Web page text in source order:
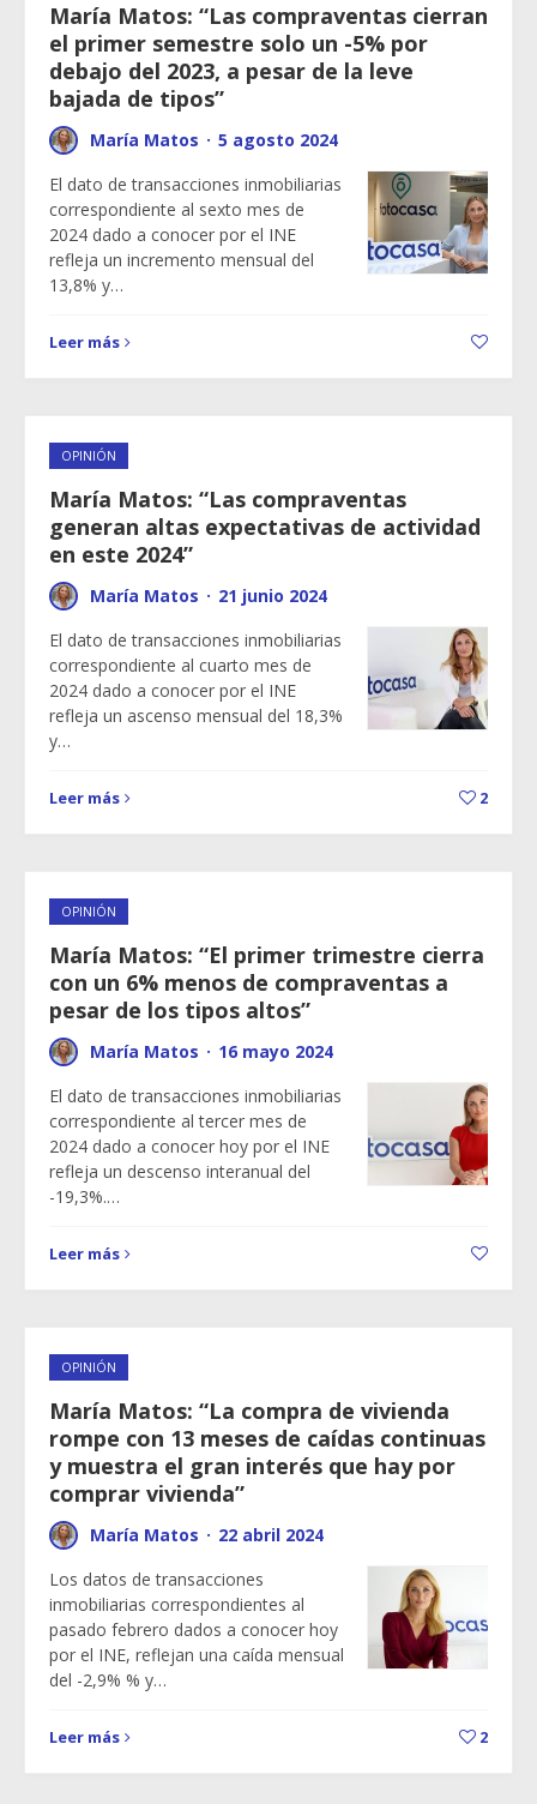
María Matos: “Las compraventas cierran
el primer semestre solo un -5% por
debajo del 2023, a pesar de la leve
bajada de tipos”
María Matos · 5 agosto 2024
El dato de transacciones inmobiliarias
correspondiente al sexto mes de
2024 dado a conocer por el INE
refleja un incremento mensual del
13,8% y…
Leer más
OPINIÓN
María Matos: “Las compraventas
generan altas expectativas de actividad
en este 2024”
María Matos · 21 junio 2024
El dato de transacciones inmobiliarias
correspondiente al cuarto mes de
2024 dado a conocer por el INE
refleja un ascenso mensual del 18,3%
y…
Leer más 2
OPINIÓN
María Matos: “El primer trimestre cierra
con un 6% menos de compraventas a
pesar de los tipos altos”
María Matos · 16 mayo 2024
El dato de transacciones inmobiliarias
correspondiente al tercer mes de
2024 dado a conocer hoy por el INE
refleja un descenso interanual del
-19,3%.…
Leer más
OPINIÓN
María Matos: “La compra de vivienda
rompe con 13 meses de caídas continuas
y muestra el gran interés que hay por
comprar vivienda”
María Matos · 22 abril 2024
Los datos de transacciones
inmobiliarias correspondientes al
pasado febrero dados a conocer hoy
por el INE, reflejan una caída mensual
del -2,9% % y…
Leer más 2